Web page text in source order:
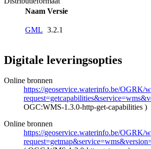
Naam Versie
GML 3.2.1
Digitale leveringsopties
Online bronnen
https://geoservice.waterinfo.be/OGRK/
OGC:WMS-1.3.0-http-get-capabilities )
Online bronnen
https://geoservice.waterinfo.be/OGRK/